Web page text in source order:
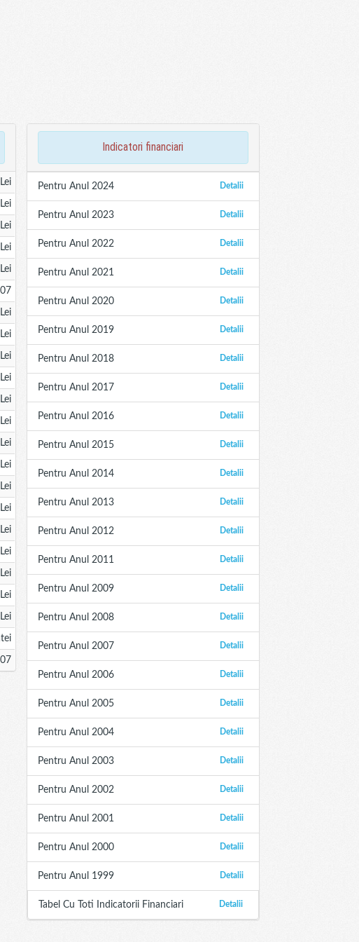
indicatori financiari
Detalii
Pentru Anul 2024
Detalii
Pentru Anul 2023
Detalii
Pentru Anul 2022
Detalii
Pentru Anul 2021
Detalii
Pentru Anul 2020
Detalii
Pentru Anul 2019
Detalii
Pentru Anul 2018
Detalii
Pentru Anul 2017
Detalii
Pentru Anul 2016
Detalii
Pentru Anul 2015
Detalii
Pentru Anul 2014
Detalii
Pentru Anul 2013
Detalii
Pentru Anul 2012
Detalii
Pentru Anul 2011
Detalii
Pentru Anul 2009
Detalii
Pentru Anul 2008
Detalii
Pentru Anul 2007
Detalii
Pentru Anul 2006
Detalii
Pentru Anul 2005
Detalii
Pentru Anul 2004
Detalii
Pentru Anul 2003
Detalii
Pentru Anul 2002
Detalii
Pentru Anul 2001
Detalii
Pentru Anul 2000
Detalii
Pentru Anul 1999
Detalii
Tabel Cu Toti Indicatorii Financiari